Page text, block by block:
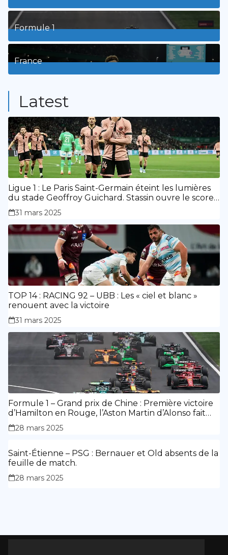
8Posts
Formule 1
3Posts
France
Latest
Ligue 1 : Le Paris Saint-Germain éteint les lumières
du stade Geoffroy Guichard. Stassin ouvre le score,
doublé de Doué.
31 mars 2025
TOP 14 : RACING 92 – UBB : Les « ciel et blanc »
renouent avec la victoire
31 mars 2025
Formule 1 – Grand prix de Chine : Première victoire
d’Hamilton en Rouge, l’Aston Martin d’Alonso fait
des siennes.
28 mars 2025
Saint-Étienne – PSG : Bernauer et Old absents de la
feuille de match.
28 mars 2025